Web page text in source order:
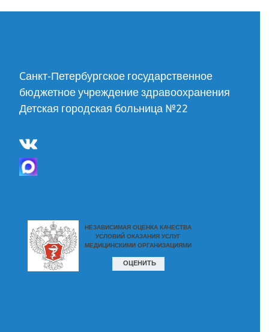
Cанкт-Петербургское государственное
бюджетное учреждение здравоохранения
Детская городская больница №22